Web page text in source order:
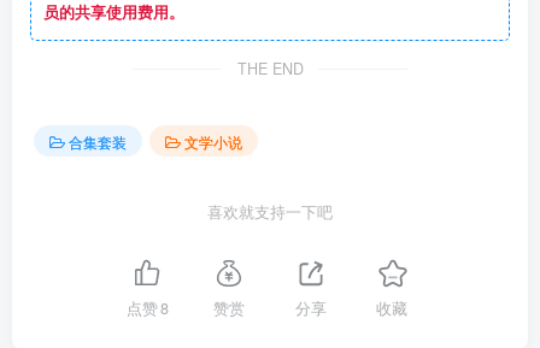
员的共享使用费用。
THE END
合集套装 文学小说
喜欢就支持一下吧
点赞8 赞赏 分享 收藏